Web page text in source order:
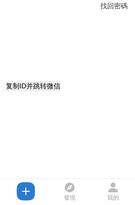
找回密碼
复制ID并跳转微信
發現 我的